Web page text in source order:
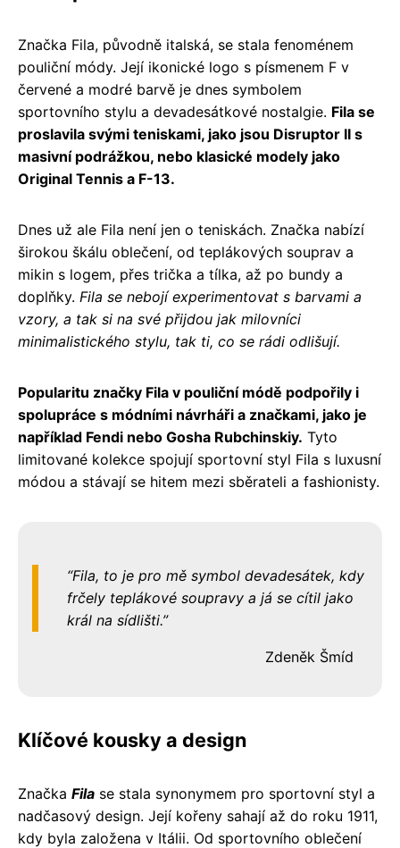
Značka Fila, původně italská, se stala fenoménem
pouliční módy. Její ikonické logo s písmenem F v
červené a modré barvě je dnes symbolem
sportovního stylu a devadesátkové nostalgie. Fila se
proslavila svými teniskami, jako jsou Disruptor II s
masivní podrážkou, nebo klasické modely jako
Original Tennis a F-13.
Dnes už ale Fila není jen o teniskách. Značka nabízí
širokou škálu oblečení, od teplákových souprav a
mikin s logem, přes trička a tílka, až po bundy a
doplňky. Fila se nebojí experimentovat s barvami a
vzory, a tak si na své přijdou jak milovníci
minimalistického stylu, tak ti, co se rádi odlišují.
Popularitu značky Fila v pouliční módě podpořily i
spolupráce s módními návrháři a značkami, jako je
například Fendi nebo Gosha Rubchinskiy. Tyto
limitované kolekce spojují sportovní styl Fila s luxusní
módou a stávají se hitem mezi sběrateli a fashionisty.
Fila, to je pro mě symbol devadesátek, kdy
frčely teplákové soupravy a já se cítil jako
král na sídlišti.
Zdeněk Šmíd
Klíčové kousky a design
Značka Fila se stala synonymem pro sportovní styl a
nadčasový design. Její kořeny sahají až do roku 1911,
kdy byla založena v Itálii. Od sportovního oblečení